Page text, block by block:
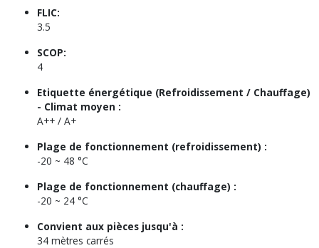
FLIC:
3.5
SCOP:
4
Etiquette énergétique (Refroidissement / Chauffage)
- Climat moyen :
A++ / A+
Plage de fonctionnement (refroidissement) :
-20 ~ 48 °C
Plage de fonctionnement (chauffage) :
-20 ~ 24 °C
Convient aux pièces jusqu'à :
34 mètres carrés